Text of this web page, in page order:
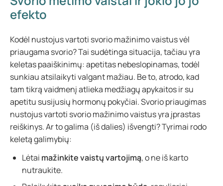
efekto
Kodėl nustojus vartoti svorio mažinimo vaistus vėl
priaugama svorio? Tai sudėtinga situacija, tačiau yra
keletas paaiškinimų: apetitas nebeslopinamas, todėl
sunkiau atsilaikyti valgant mažiau. Be to, atrodo, kad
tam tikrą vaidmenį atlieka medžiagų apykaitos ir su
apetitu susijusių hormonų pokyčiai. Svorio priaugimas
nustojus vartoti svorio mažinimo vaistus yra įprastas
reiškinys. Ar to galima (iš dalies) išvengti? Tyrimai rodo
keletą galimybių:
Lėtai mažinkite vaistų vartojimą, o ne iš karto
nutraukite.